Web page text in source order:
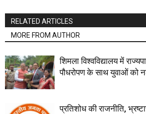
RELATED ARTICLES
MORE FROM AUTHOR
शिमला विश्वविद्यालय में
पौधरोपण के साथ युवाओं को
प्रतिशोध की राजनीति,